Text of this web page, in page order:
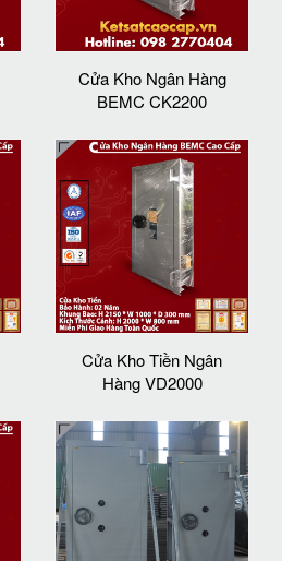
Cửa Kho Ngân Hàng
BEMC CK2200
Cửa Kho Tiền Ngân
Hàng VD2000